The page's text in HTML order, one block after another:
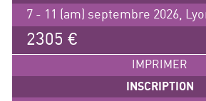
7 - 11 (am) septembre 2026,
2305 €
IMPRIMER
INSCRIPTION